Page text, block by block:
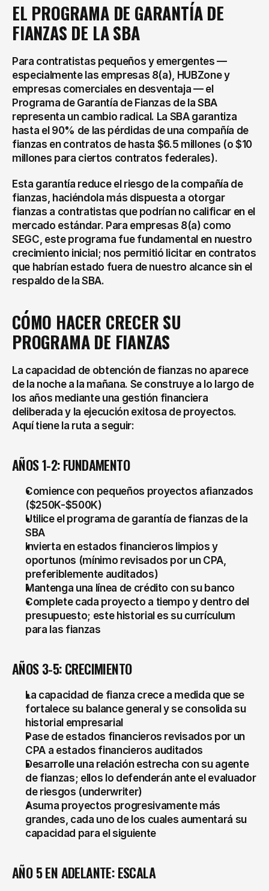
EL PROGRAMA DE GARANTÍA DE
FIANZAS DE LA SBA
Para contratistas pequeños y emergentes —
especialmente las empresas 8(a), HUBZone y
empresas comerciales en desventaja — el
Programa de Garantía de Fianzas de la SBA
representa un cambio radical. La SBA garantiza
hasta el 90% de las pérdidas de una compañía de
fianzas en contratos de hasta $6.5 millones (o $10
millones para ciertos contratos federales).
Esta garantía reduce el riesgo de la compañía de
fianzas, haciéndola más dispuesta a otorgar
fianzas a contratistas que podrían no calificar en el
mercado estándar. Para empresas 8(a) como
SEGC, este programa fue fundamental en nuestro
crecimiento inicial; nos permitió licitar en contratos
que habrían estado fuera de nuestro alcance sin el
respaldo de la SBA.
CÓMO HACER CRECER SU
PROGRAMA DE FIANZAS
La capacidad de obtención de fianzas no aparece
de la noche a la mañana. Se construye a lo largo de
los años mediante una gestión financiera
deliberada y la ejecución exitosa de proyectos.
Aquí tiene la ruta a seguir:
AÑOS 1-2: FUNDAMENTO
Comience con pequeños proyectos afianzados
($250K-$500K)
Utilice el programa de garantía de fianzas de la
SBA
Invierta en estados financieros limpios y
oportunos (mínimo revisados por un CPA,
preferiblemente auditados)
Mantenga una línea de crédito con su banco
Complete cada proyecto a tiempo y dentro del
presupuesto; este historial es su currículum
para las fianzas
AÑOS 3-5: CRECIMIENTO
La capacidad de fianza crece a medida que se
fortalece su balance general y se consolida su
historial empresarial
Pase de estados financieros revisados por un
CPA a estados financieros auditados
Desarrolle una relación estrecha con su agente
de fianzas; ellos lo defenderán ante el evaluador
de riesgos (underwriter)
Asuma proyectos progresivamente más
grandes, cada uno de los cuales aumentará su
capacidad para el siguiente
AÑO 5 EN ADELANTE: ESCALA